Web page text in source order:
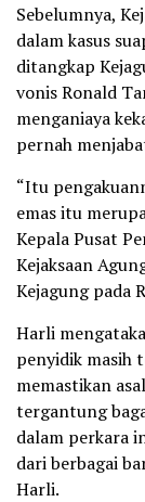
Sebelumnya,
dalam kasus
ditangkap
vonis Ronald
menganiaya
pernah
“Itu
emas itu
Kepala Pusat
Kejaksaan
Kejagung pada
Harli
penyidik masih
memastikan
tergantung
dalam perkara
dari berbagai
Harli.